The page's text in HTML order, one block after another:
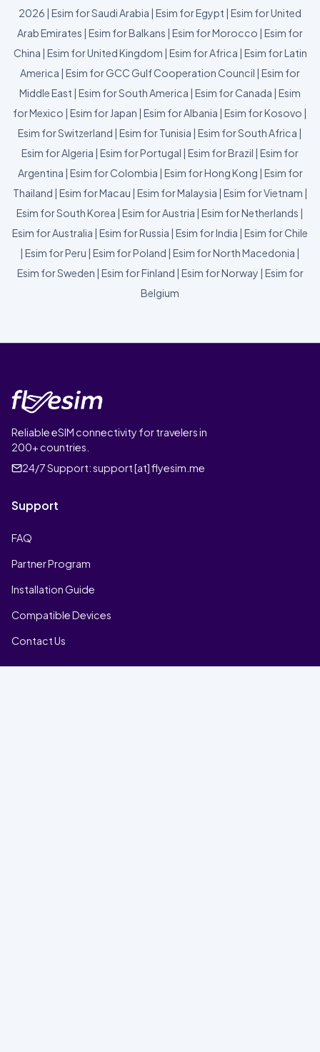
2026 | Esim for Saudi Arabia | Esim for Egypt | Esim for United
Arab Emirates | Esim for Balkans | Esim for Morocco | Esim for
China | Esim for United Kingdom | Esim for Africa | Esim for Latin
America | Esim for GCC Gulf Cooperation Council | Esim for
Middle East | Esim for South America | Esim for Canada | Esim
for Mexico | Esim for Japan | Esim for Albania | Esim for Kosovo |
Esim for Switzerland | Esim for Tunisia | Esim for South Africa |
Esim for Algeria | Esim for Portugal | Esim for Brazil | Esim for
Argentina | Esim for Colombia | Esim for Hong Kong | Esim for
Thailand | Esim for Macau | Esim for Malaysia | Esim for Vietnam |
Esim for South Korea | Esim for Austria | Esim for Netherlands |
Esim for Australia | Esim for Russia | Esim for India | Esim for Chile
| Esim for Peru | Esim for Poland | Esim for North Macedonia |
Esim for Sweden | Esim for Finland | Esim for Norway | Esim for
Belgium
Reliable eSIM connectivity for travelers in
200+ countries.
24/7 Support:support [at] flyesim.me
Support
FAQ
Partner Program
Installation Guide
Compatible Devices
Contact Us